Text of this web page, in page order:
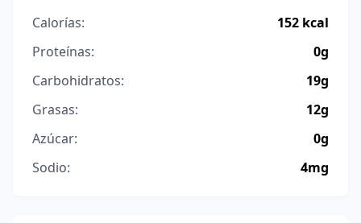
Calorías:
152 kcal
Proteínas:
0g
Carbohidratos:
19g
Grasas:
12g
Azúcar:
0g
Sodio:
4mg